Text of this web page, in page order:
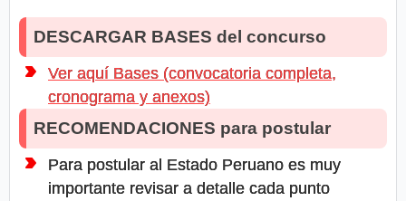
DESCARGAR BASES del concurso
Ver aquí Bases (convocatoria completa,
cronograma y anexos)
RECOMENDACIONES para postular
Para postular al Estado Peruano es muy
importante revisar a detalle cada punto